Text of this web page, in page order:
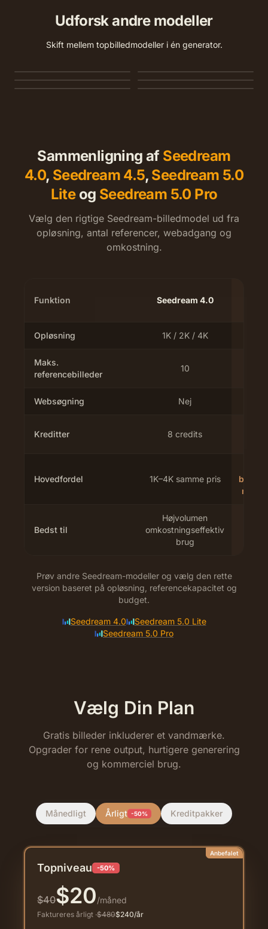
Udforsk andre modeller
Skift mellem topbilledmodeller i én generator.
Sammenligning af Seedream
4.0, Seedream 4.5, Seedream 5.0
Liteog Seedream 5.0 Pro
Vælg den rigtige Seedream-billedmodel ud fra
opløsning, antal referencer, webadgang og
omkostning.
Funktion Seedream 4.0
Opløsning 1K / 2K / 4K
Maks.
referencebilleder
10
Websøgning Nej
Kreditter 8 credits
Hovedfordel 1K–4K samme pris
med
Bedst til
Højvolumen
omkostningseffektiv
brug
Prøv andre Seedream-modeller og vælg den rette
version baseret på opløsning, referencekapacitet og
budget.
Seedream 4.0
Seedream 5.0 Lite
Seedream 5.0 Pro
Vælg Din Plan
Gratis billeder inkluderer et vandmærke.
Opgrader for rene output, hurtigere generering
og kommerciel brug.
Månedligt Årligt -50% Kreditpakker
Anbefalet
Topniveau -50%
$40$20/måned
Faktureres årligt ·$480$240/år